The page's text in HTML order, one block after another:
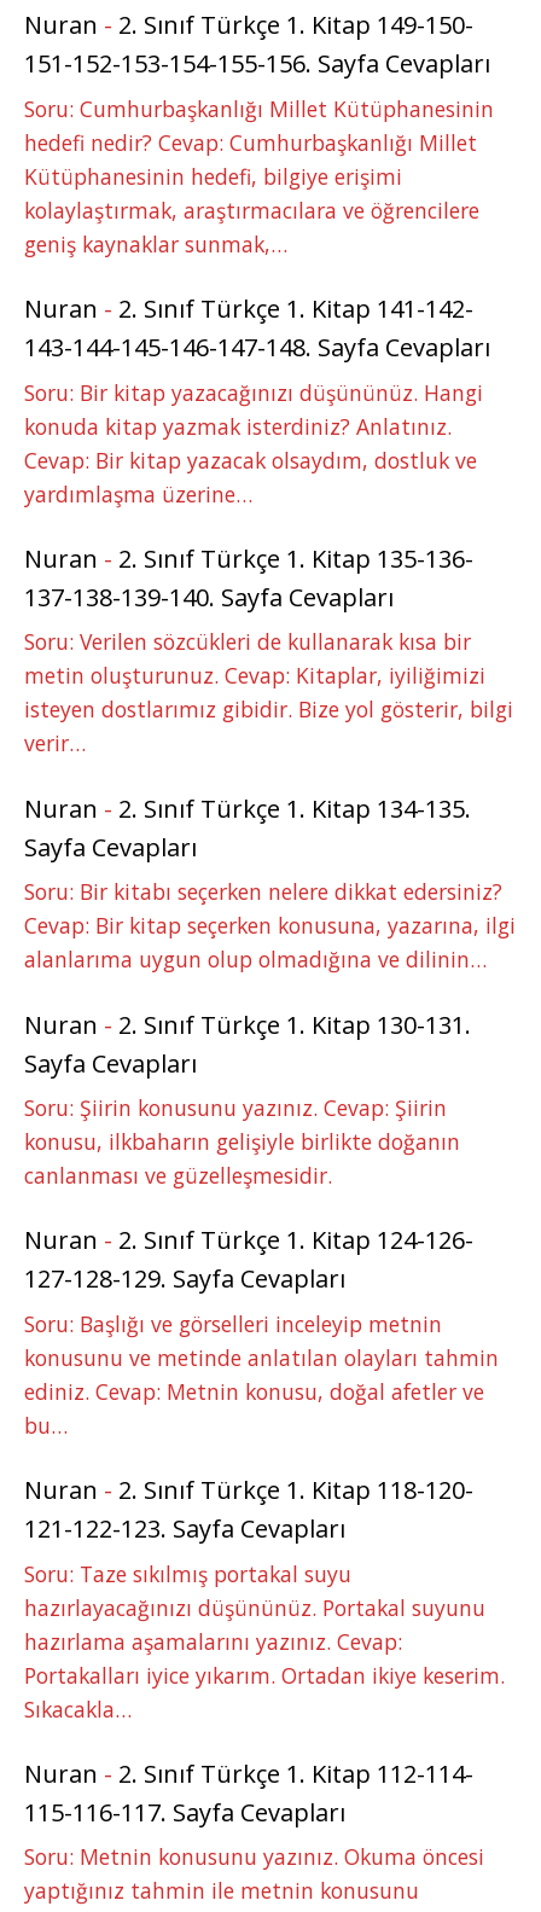
Nuran - 2. Sınıf Türkçe 1. Kitap 149-150-
151-152-153-154-155-156. Sayfa Cevapları
Soru: Cumhurbaşkanlığı Millet Kütüphanesinin
hedefi nedir? Cevap: Cumhurbaşkanlığı Millet
Kütüphanesinin hedefi, bilgiye erişimi
kolaylaştırmak, araştırmacılara ve öğrencilere
geniş kaynaklar sunmak,…
Nuran - 2. Sınıf Türkçe 1. Kitap 141-142-
143-144-145-146-147-148. Sayfa Cevapları
Soru: Bir kitap yazacağınızı düşününüz. Hangi
konuda kitap yazmak isterdiniz? Anlatınız.
Cevap: Bir kitap yazacak olsaydım, dostluk ve
yardımlaşma üzerine…
Nuran - 2. Sınıf Türkçe 1. Kitap 135-136-
137-138-139-140. Sayfa Cevapları
Soru: Verilen sözcükleri de kullanarak kısa bir
metin oluşturunuz. Cevap: Kitaplar, iyiliğimizi
isteyen dostlarımız gibidir. Bize yol gösterir, bilgi
verir…
Nuran - 2. Sınıf Türkçe 1. Kitap 134-135.
Sayfa Cevapları
Soru: Bir kitabı seçerken nelere dikkat edersiniz?
Cevap: Bir kitap seçerken konusuna, yazarına, ilgi
alanlarıma uygun olup olmadığına ve dilinin…
Nuran - 2. Sınıf Türkçe 1. Kitap 130-131.
Sayfa Cevapları
Soru: Şiirin konusunu yazınız. Cevap: Şiirin
konusu, ilkbaharın gelişiyle birlikte doğanın
canlanması ve güzelleşmesidir.
Nuran - 2. Sınıf Türkçe 1. Kitap 124-126-
127-128-129. Sayfa Cevapları
Soru: Başlığı ve görselleri inceleyip metnin
konusunu ve metinde anlatılan olayları tahmin
ediniz. Cevap: Metnin konusu, doğal afetler ve
bu…
Nuran - 2. Sınıf Türkçe 1. Kitap 118-120-
121-122-123. Sayfa Cevapları
Soru: Taze sıkılmış portakal suyu
hazırlayacağınızı düşününüz. Portakal suyunu
hazırlama aşamalarını yazınız. Cevap:
Portakalları iyice yıkarım. Ortadan ikiye keserim.
Sıkacakla…
Nuran - 2. Sınıf Türkçe 1. Kitap 112-114-
115-116-117. Sayfa Cevapları
Soru: Metnin konusunu yazınız. Okuma öncesi
yaptığınız tahmin ile metnin konusunu